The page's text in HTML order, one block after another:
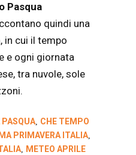
Pasqua
quindi una
in cui il tempo
e ogni giornata
tra nuvole, sole
PASQUA CHE TEMPO
PRIMAVERA ITALIA
METEO APRILE